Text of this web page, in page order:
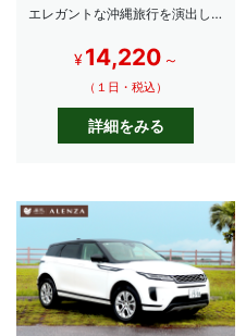
エレガントな沖縄旅行を演出しま
¥ 14,220 ～
（１日・税込）
詳細をみる